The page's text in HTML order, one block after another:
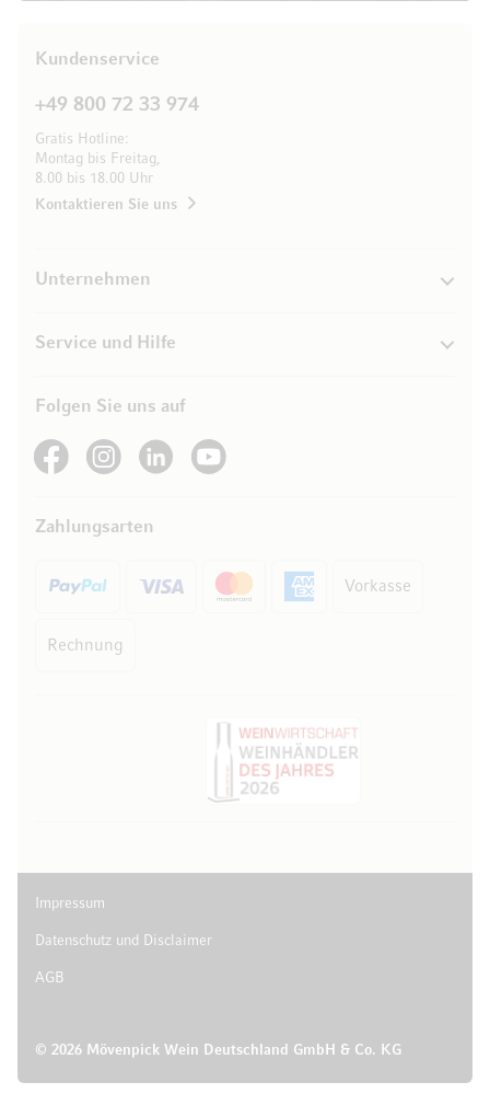
Kundenservice
+49 800 72 33 974
Gratis Hotline:
Montag bis Freitag,
8.00 bis 18.00 Uhr
Kontaktieren Sie uns
Unternehmen
Service und Hilfe
Folgen Sie uns auf
See our FacebookSee our Instagram account
See our LinkedInSee our YouTube channel
Zahlungsarten
Vorkasse
Rechnung
© 2026 Mövenpick Wein Deutschland GmbH & Co. KG
Impressum
Datenschutz und Disclaimer
AGB